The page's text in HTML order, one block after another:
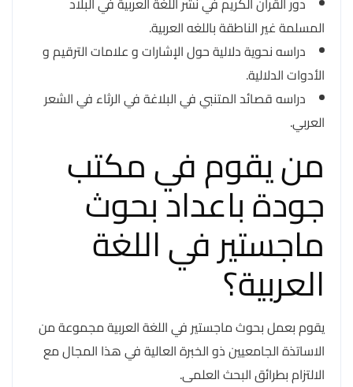
المسلمة غير الناطقة باللغه العربية.
دراسه نحوية دلالية حول الإشارات و علامات الترقيم و
الأدوات الدلالية.
دراسه قصائد المتنبي في البلاغة في الرثاء في الشعر
العربي.
من يقوم في مكتب
جودة باعداد بحوث
ماجستير في اللغة
العربية؟
يقوم بعمل بحوث ماجستير في اللغة العربية مجموعة من
الاساتذة الجامعيين ذو الخبرة العالية في هذا المجال مع
الالتزام بطرائق البحث العلمى.